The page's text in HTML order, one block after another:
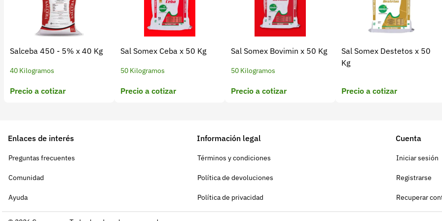
Salceba 450 - 5% x 40 Kg
40 Kilogramos
Precio a cotizar
Sal Somex Ceba x 50 Kg
50 Kilogramos
Precio a cotizar
Sal Somex Bovimin x 50 Kg
50 Kilogramos
Precio a cotizar
Sal Somex Destetos x 50
Kg
Precio a cotizar
Enlaces de interés
Preguntas frecuentes
Comunidad
Ayuda
Información legal
Términos y condiciones
Política de devoluciones
Política de privacidad
Cuenta
Iniciar sesión
Registrarse
Recuperar